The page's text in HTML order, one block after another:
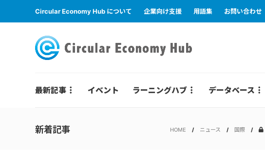
Circular Economy Hub について 企業向け支援 用語集 お問い合わせ
最新記事 イベント ラーニングハブ データベース
新着記事 HOME ニュース 国際